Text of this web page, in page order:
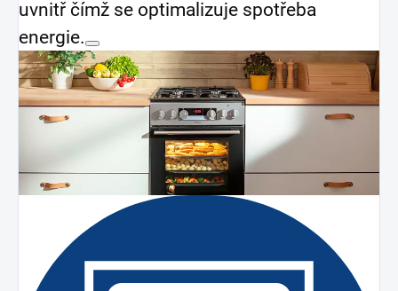
uvnitř čímž se optimalizuje spotřeba
energie.